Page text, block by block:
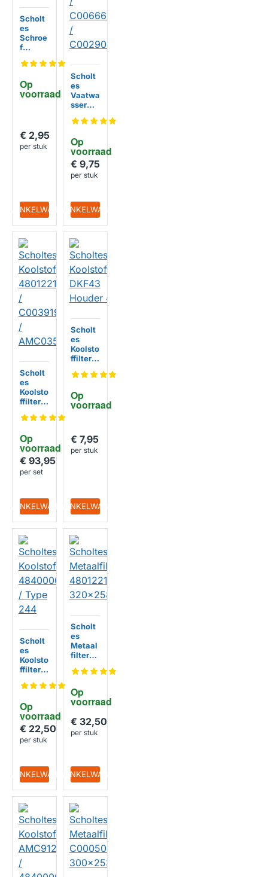
Op
voorraad
Scholt
es
Schroe
f
038959
houder
DKF43
€ 2,95
per stuk
IN WINKELWAGEN
Op
voorraad
Scholt
es
Vaatwa
sser
voor
orf
48800
066623
3 /
C0066
C0029
0453
€ 9,75
per stuk
IN WINKELWAGEN
Op
voorraad
Scholt
es
Koolsto
ffilter
100479
C0039
1958 /
AMC03
5
€ 93,95
per set
IN WINKELWAGEN
Op
voorraad
Scholt
es
Koolsto
ffilter
Houder
210127
9
€ 7,95
per stuk
IN WINKELWAGEN
Op
voorraad
Scholt
es
Koolsto
ffilter
00087
Type
244
€ 22,50
per stuk
IN WINKELWAGEN
Op
voorraad
Scholt
es
Metaal
filter
102169
58mm
€ 32,50
per stuk
IN WINKELWAGEN